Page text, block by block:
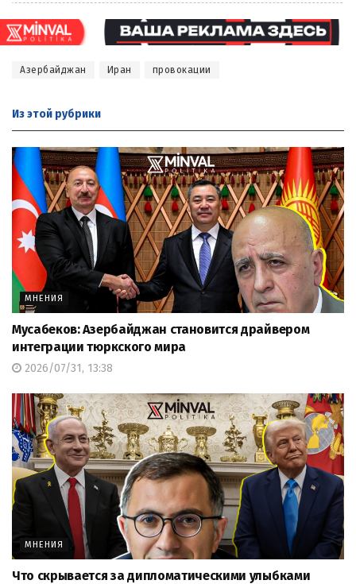
Азербайджан Иран провокации
Из этой рубрики
МНЕНИЯ
Мусабеков: Азербайджан становится драйвером
интеграции тюркского мира
2026/07/31, 13:38
МНЕНИЯ
Что скрывается за дипломатическими улыбками